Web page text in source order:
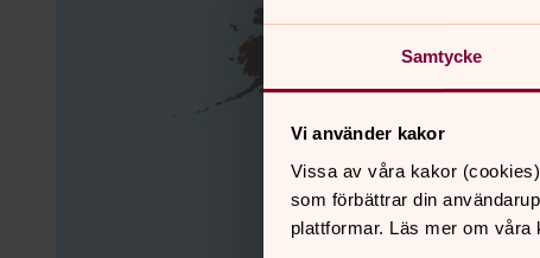
Samtycke
Vi använder kakor
Vissa av våra kakor
som förbättrar din
plattformar. Läs mer om våra